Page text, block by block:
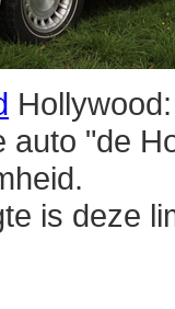
Hollywood:
auto "de
is deze